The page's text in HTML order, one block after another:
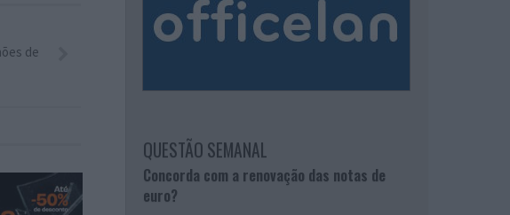
de
QUESTÃO SEMANAL
Concorda com a renovação das notas de
euro?